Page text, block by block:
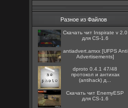
Разное из Файлов
Скачать чит Inspirate v 2.0
для CS-1.6
antiadvert.amxx [UFPS Anti
Advertisements]
dproto 0.4.1 47/48
протокол и антихак
(antihack) д...
Скачать чит EnemyESP
для CS-1.6